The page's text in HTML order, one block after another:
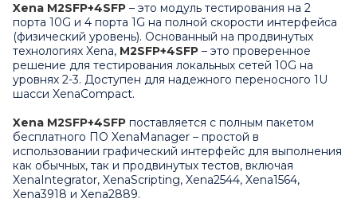
Xena M2SFP+4SFP – это модуль тестирования на 2
порта 10G и 4 порта 1G на полной скорости интерфейса
(физический уровень). Основанный на продвинутых
технологиях Xena, M2SFP+4SFP – это проверенное
решение для тестирования локальных сетей 10G на
уровнях 2-3. Доступен для надежного переносного 1U
шасси XenaCompact.
Xena M2SFP+4SFP поставляется с полным пакетом
бесплатного ПО XenaManager – простой в
использовании графический интерфейс для выполнения
как обычных, так и продвинутых тестов, включая
XenaIntegrator, XenaScripting, Xena2544, Xena1564,
Xena3918 и Xena2889.